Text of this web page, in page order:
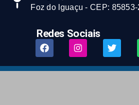
Foz do Iguaçu - CEP:
Redes Sociais